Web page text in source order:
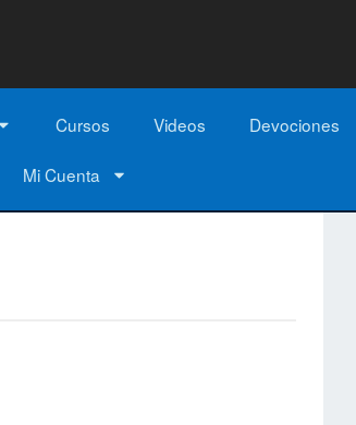
Cursos Videos Devociones
Mi Cuenta